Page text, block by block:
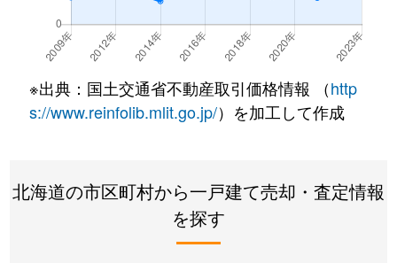
※出典：国土交通省不動産取引価格情報 （http
s://www.reinfolib.mlit.go.jp/）を加工して作成
北海道の市区町村から一戸建て売却・査定情報
を探す